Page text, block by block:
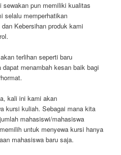
pun memiliki kualitas
selalu memperhatikan
Kebersihan produk kami
terlihan seperti baru
menambah kesan baik bagi
kali ini kami akan
kursi kuliah. Sebagai mana kita
mahasiswi/mahasiswa
untuk menyewa kursi hanya
mahasiswa baru saja.